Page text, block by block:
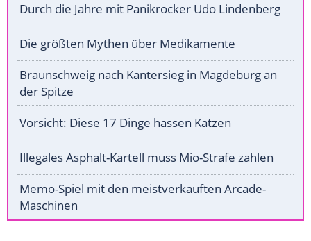
Durch die Jahre mit Panikrocker Udo Lindenberg
Die größten Mythen über Medikamente
Braunschweig nach Kantersieg in Magdeburg an
der Spitze
Vorsicht: Diese 17 Dinge hassen Katzen
Illegales Asphalt-Kartell muss Mio-Strafe zahlen
Memo-Spiel mit den meistverkauften Arcade-
Maschinen